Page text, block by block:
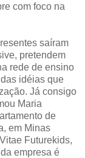
com foco na
saíram
pretendem
rede de ensino
idéias que
Já consigo
Maria
de
em Minas
Futurekids,
empresa é